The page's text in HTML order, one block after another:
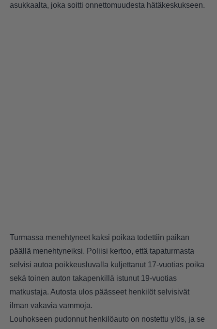
asukkaalta, joka soitti onnettomuudesta hätäkeskukseen.
Turmassa menehtyneet kaksi poikaa todettiin paikan
päällä menehtyneiksi. Poliisi kertoo, että tapaturmasta
selvisi autoa poikkeusluvalla kuljettanut 17-vuotias poika
sekä toinen auton takapenkillä istunut 19-vuotias
matkustaja. Autosta ulos päässeet henkilöt selvisivät
ilman vakavia vammoja.
Louhokseen pudonnut henkilöauto on nostettu ylös, ja se